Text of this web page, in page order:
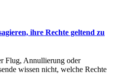
ihre Rechte geltend zu
Flug, Annullierung oder
wissen nicht, welche Rechte